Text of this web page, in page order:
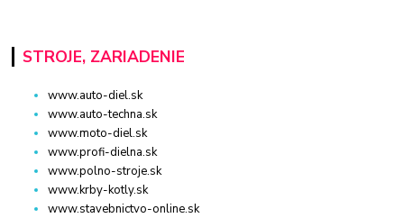
STROJE, ZARIADENIE
www.auto-diel.sk
www.auto-techna.sk
www.moto-diel.sk
www.profi-dielna.sk
www.polno-stroje.sk
www.krby-kotly.sk
www.stavebnictvo-online.sk